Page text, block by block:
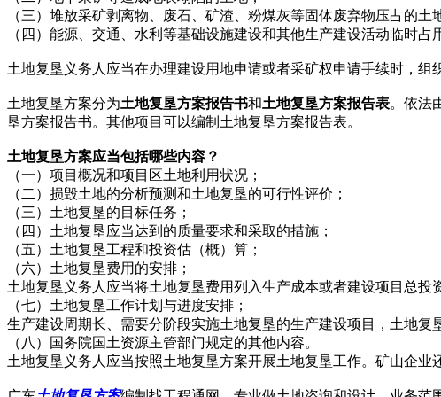
（三）堆放采矿剥离物、废石、矿渣、粉煤灰等固体废弃物压占的土
（四）能源、交通、水利等基础设施建设和其他生产建设活动临时占
土地复垦义务人应当在办理建设用地申请或者采矿权申请手续时，
土地复垦方案分为土地复垦方案报告书和土地复垦方案报告表。依法
垦方案报告书。其他项目可以编制土地复垦方案报告表。
土地复垦方案应当包括哪些内容？
（一）项目概况和项目区土地利用状况；
（二）损毁土地的分析预测和土地复垦的可行性评价；
（三）土地复垦的目标任务；
（四）土地复垦应当达到的质量要求和采取的措施；
（五）土地复垦工程和投资估（概）算；
（六）土地复垦费用的安排；
土地复垦义务人应当将土地复垦费用列入生产成本或者建设项目总投
（七）土地复垦工作计划与进度安排；
生产建设周期长、需要分阶段实施土地复垦的生产建设项目，土地复
（八）国务院国土资源主管部门规定的其他内容。
土地复垦义务人应当按照土地复垦方案开展土地复垦工作。矿山企业